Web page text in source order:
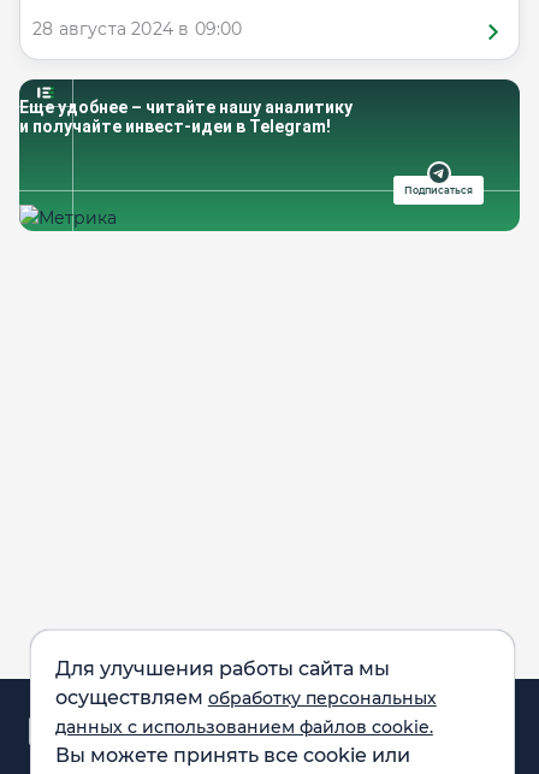
Для улучшения работы сайта мы
осуществляем обработку персональных
данных с использованием файлов cookie.
Вы можете принять все cookie или
28 августа 2024 в 09:00
Еще удобнее – читайте нашу аналитику
и получайте инвест-идеи в Telegram!
Подписаться
Аналитика и
новости
Карта рынка